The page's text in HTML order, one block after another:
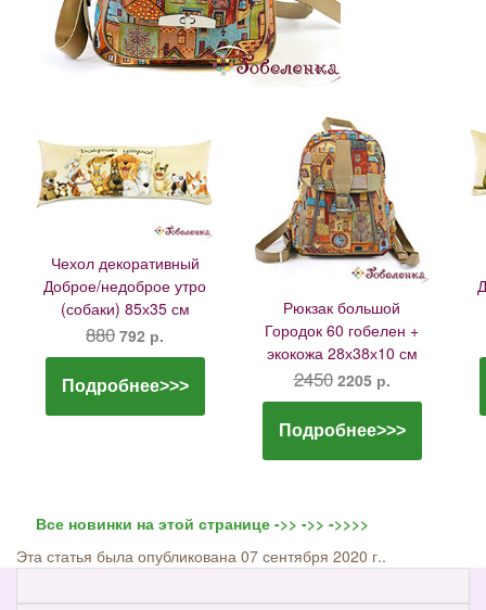
Чехол декоративный
Доброе/недоброе утро
(собаки) 85х35 см
880 792 р.
Подробнее>>>
Рюкзак большой
Городок 60 гобелен +
экокожа 28х38х10 см
2450 2205 р.
Подробнее>>>
Все новинки на этой странице ->> ->> ->>>>
Эта статья была опубликована 07 сентября 2020 г..